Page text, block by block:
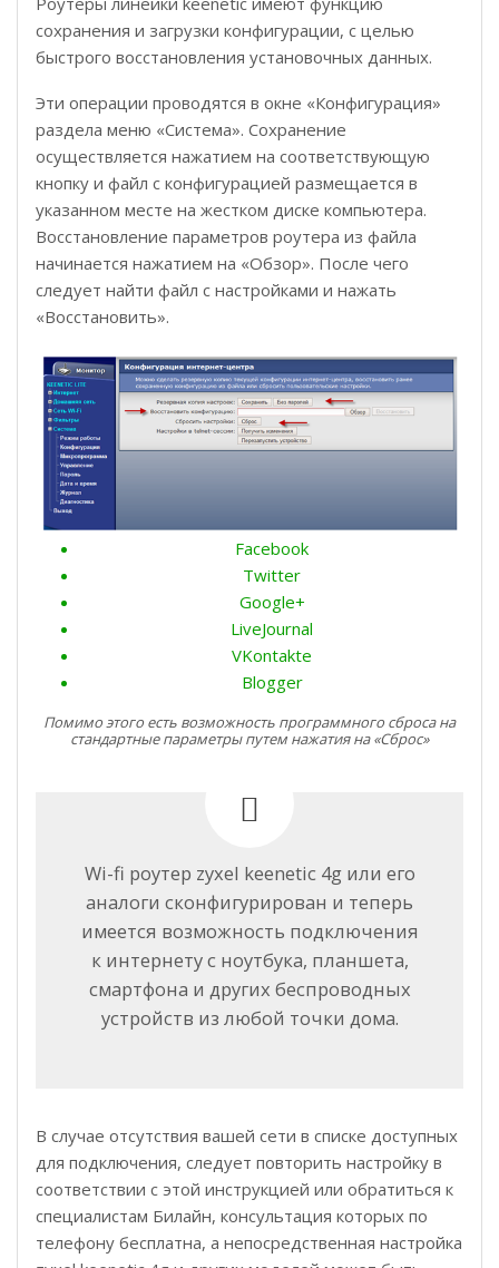
сохранения и загрузки конфигурации, с целью
быстрого восстановления установочных данных.
Эти операции проводятся в окне «Конфигурация»
раздела меню «Система». Сохранение
осуществляется нажатием на соответствующую
кнопку и файл с конфигурацией размещается в
указанном месте на жестком диске компьютера.
Восстановление параметров роутера из файла
начинается нажатием на «Обзор». После чего
следует найти файл с настройками и нажать
«Восстановить».
Facebook
Twitter
Google+
LiveJournal
VKontakte
Blogger
Помимо этого есть возможность программного сброса на
стандартные параметры путем нажатия на «Сброс»
Wi-fi роутер zyxel keenetic 4g или его
аналоги сконфигурирован и теперь
имеется возможность подключения
к интернету с ноутбука, планшета,
смартфона и других беспроводных
устройств из любой точки дома.
В случае отсутствия вашей сети в списке доступных
для подключения, следует повторить настройку в
соответствии с этой инструкцией или обратиться к
специалистам Билайн, консультация которых по
телефону бесплатна, а непосредственная настройка